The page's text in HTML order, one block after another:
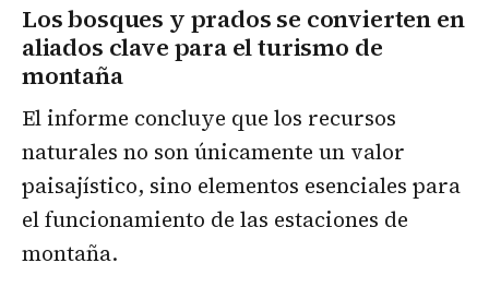
Los bosques y prados se convierten en
aliados clave para el turismo de
montaña
El informe concluye que los recursos
naturales no son únicamente un valor
paisajístico, sino elementos esenciales para
el funcionamiento de las estaciones de
montaña.